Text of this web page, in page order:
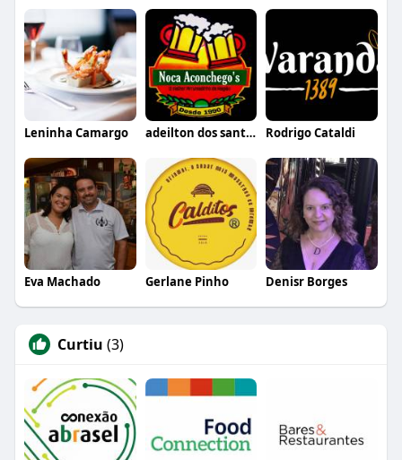
Leninha Camargo adeilton dos santos alexandre Rodrigo Cataldi
Eva Machado Gerlane Pinho Denisr Borges
Curtiu (3)